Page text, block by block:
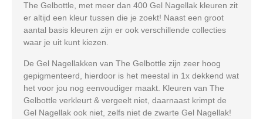
The Gelbottle, met meer dan 400 Gel Nagellak kleuren zit
er altijd een kleur tussen die je zoekt! Naast een groot
aantal basis kleuren zijn er ook verschillende collecties
waar je uit kunt kiezen.
De Gel Nagellakken van The Gelbottle zijn zeer hoog
gepigmenteerd, hierdoor is het meestal in 1x dekkend wat
het voor jou nog eenvoudiger maakt. Kleuren van The
Gelbottle verkleurt & vergeelt niet, daarnaast krimpt de
Gel Nagellak ook niet, zelfs niet de zwarte Gel Nagellak!